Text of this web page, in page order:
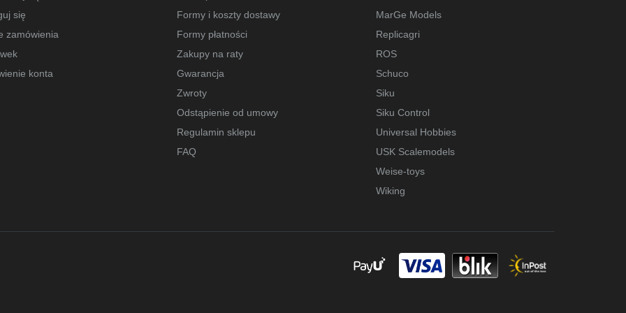
się
zamówienia
konta
Formy i koszty dostawy
Formy płatności
Zakupy na raty
Gwarancja
Zwroty
Odstąpienie od umowy
Regulamin sklepu
FAQ
MarGe Models
Replicagri
ROS
Schuco
Siku
Siku Control
Universal Hobbies
USK Scalemodels
Weise-toys
Wiking